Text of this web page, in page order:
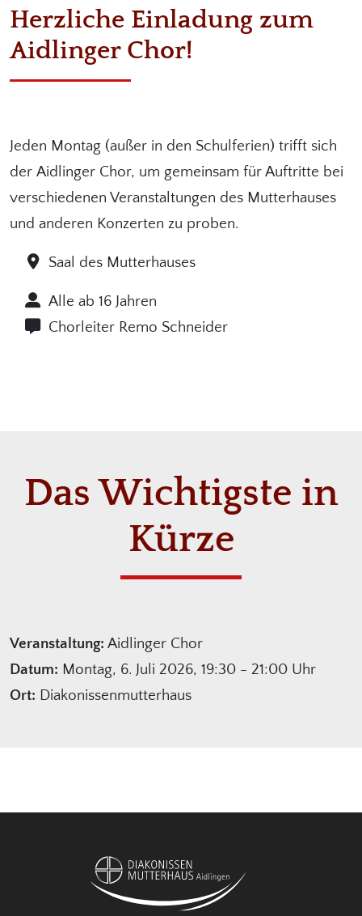
Herzliche Einladung zum
Aidlinger Chor!
Jeden Montag (außer in den Schulferien) trifft sich
der Aidlinger Chor, um gemeinsam für Auftritte bei
verschiedenen Veranstaltungen des Mutterhauses
und anderen Konzerten zu proben.
Saal des Mutterhauses
Alle ab 16 Jahren
Chorleiter Remo Schneider
Das Wichtigste in
Kürze
Veranstaltung: Aidlinger Chor
Datum: Montag, 6. Juli 2026, 19:30 - 21:00 Uhr
Ort: Diakonissenmutterhaus